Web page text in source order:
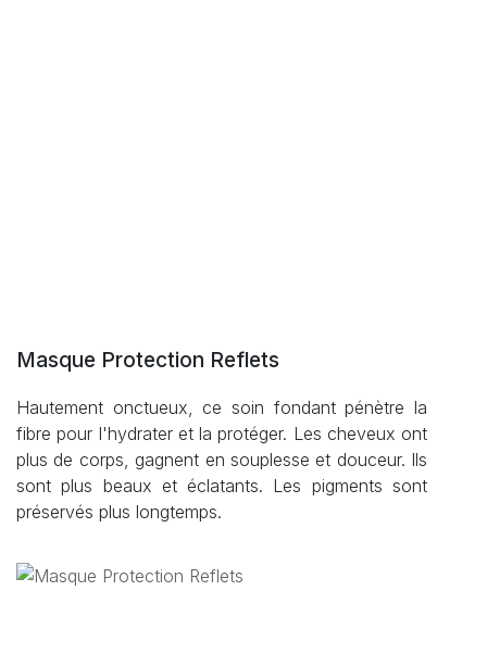
Masque Protection Reflets
Hautement onctueux, ce soin fondant pénètre la
fibre pour l'hydrater et la protéger. Les cheveux ont
plus de corps, gagnent en souplesse et douceur. Ils
sont plus beaux et éclatants. Les pigments sont
préservés plus longtemps.